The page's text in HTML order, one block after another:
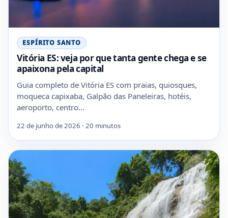
ESPÍRITO SANTO
Vitória ES: veja por que tanta gente chega e se
apaixona pela capital
Guia completo de Vitória ES com praias, quiosques,
moqueca capixaba, Galpão das Paneleiras, hotéis,
aeroporto, centro…
22 de junho de 2026 · 20 minutos